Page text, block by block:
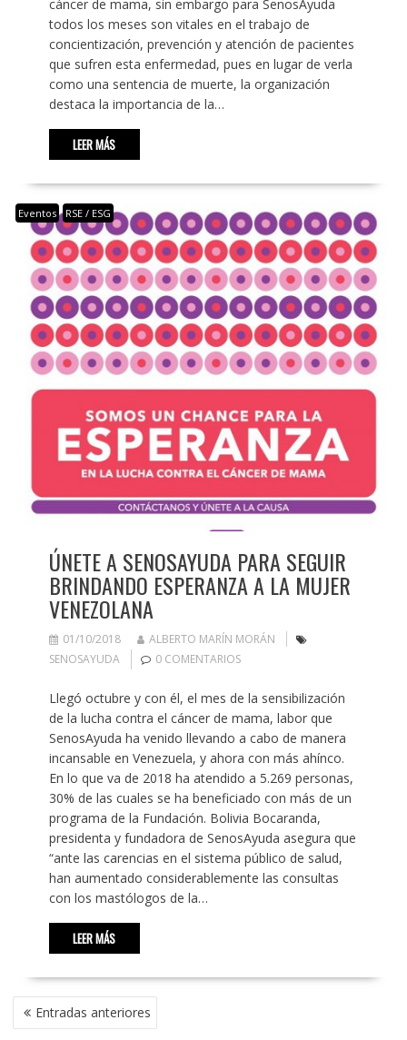
cáncer de mama, sin embargo para SenosAyuda
todos los meses son vitales en el trabajo de
concientización, prevención y atención de pacientes
que sufren esta enfermedad, pues en lugar de verla
como una sentencia de muerte, la organización
destaca la importancia de la…
LEER MÁS
Eventos RSE / ESG
ÚNETE A SENOSAYUDA PARA SEGUIR
BRINDANDO ESPERANZA A LA MUJER
VENEZOLANA
01/10/2018
ALBERTO MARÍN MORÁN
SENOSAYUDA
0 COMENTARIOS
Llegó octubre y con él, el mes de la sensibilización
de la lucha contra el cáncer de mama, labor que
SenosAyuda ha venido llevando a cabo de manera
incansable en Venezuela, y ahora con más ahínco.
En lo que va de 2018 ha atendido a 5.269 personas,
30% de las cuales se ha beneficiado con más de un
programa de la Fundación. Bolivia Bocaranda,
presidenta y fundadora de SenosAyuda asegura que
“ante las carencias en el sistema público de salud,
han aumentado considerablemente las consultas
con los mastólogos de la…
LEER MÁS
NAVEGACIÓN
DE Entradas anteriores